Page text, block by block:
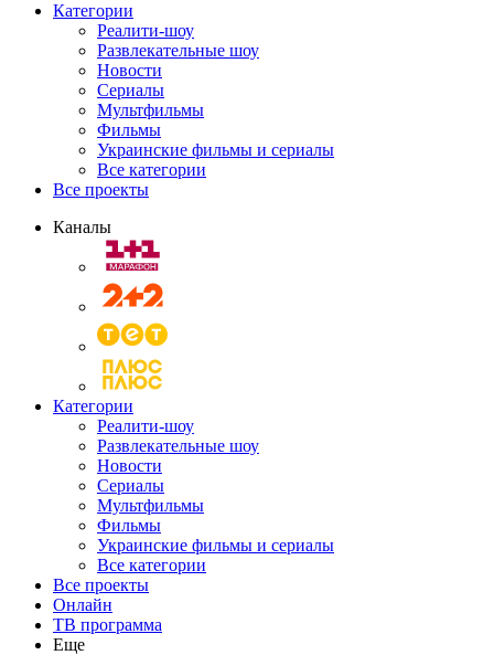
Категории
Реалити-шоу
Развлекательные шоу
Новости
Сериалы
Мультфильмы
Фильмы
Украинские фильмы и сериалы
Все категории
Все проекты
Каналы
Категории
Реалити-шоу
Развлекательные шоу
Новости
Сериалы
Мультфильмы
Фильмы
Украинские фильмы и сериалы
Все категории
Все проекты
Онлайн
ТВ программа
Еще